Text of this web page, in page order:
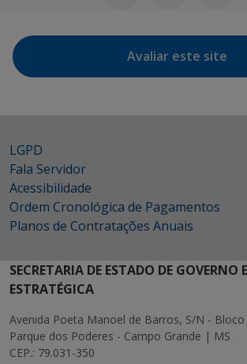
Avaliar este site
LGPD
Fala Servidor
Acessibilidade
Ordem Cronológica de Pagamentos
Planos de Contratações Anuais
SECRETARIA DE ESTADO DE GOVERNO
ESTRATÉGICA
Avenida Poeta Manoel de Barros, S/N - Bloco
Parque dos Poderes - Campo Grande | MS
CEP.: 79.031-350